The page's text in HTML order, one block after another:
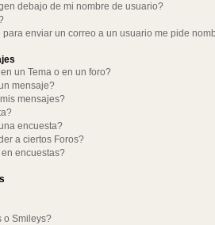
debajo de mi nombre de usuario?
enviar un correo a un usuario me pide
un Tema o en un foro?
mensaje?
mensajes?
encuesta?
a ciertos Foros?
encuestas?
Smileys?